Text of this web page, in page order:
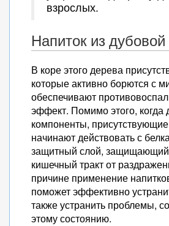
взрослых.
Напиток из
В коре этого дерева
которые активно борются с
обеспечивают
эффект. Помимо этого, когда
компоненты,
начинают действовать с
защитный слой, защищающий
кишечный тракт от
причине применение
поможет эффективно
также устранить проблемы,
этому состоянию.